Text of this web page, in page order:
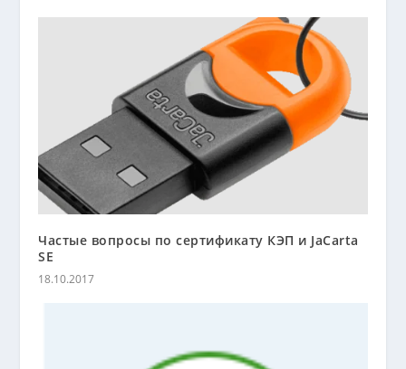
Частые вопросы по сертификату КЭП и JaCarta
SE
18.10.2017